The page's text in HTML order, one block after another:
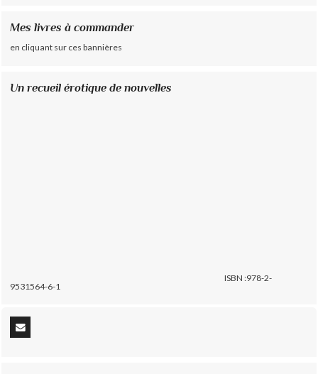
Mes livres à commander
en cliquant sur ces bannières
Un recueil érotique de nouvelles
ISBN :978-2-
9531564-6-1